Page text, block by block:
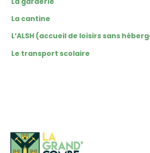
La cantine
L’ALSH (accueil de loisirs sans
Le transport scolaire